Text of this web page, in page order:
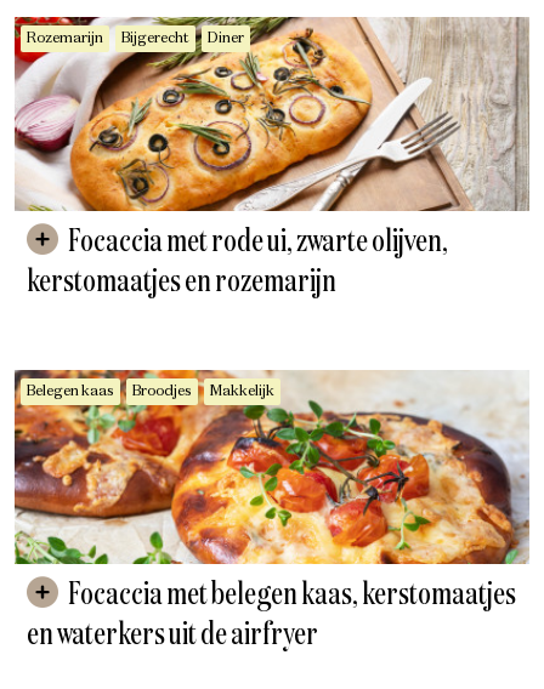
Rozemarijn Bijgerecht Diner
kerstomaatjes en rozemarijn
Belegen kaas Broodjes Makkelijk
en waterkers uit de airfryer